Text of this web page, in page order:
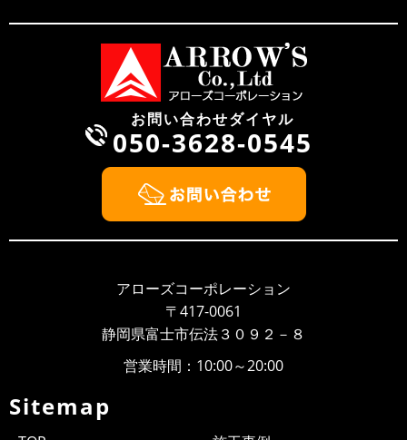
2022/10/09 NEWS
第2工場を新設しました
2022年10月1日、業務拡張に伴い新たに第2工場を新設致しまし
た。塗装ブース新設 最新機材導入 作業スペース（10台同時
2022/08/13 NEWS
お盆期間中の休業日について 平素は、当社に格別のご高配を賜
り、厚く御礼申し上げます。 弊社のお盆期間中の営業につき
平素は、当社に格別のご高配を賜り、厚く御礼申し上げます。
弊社のゴールデンウィーク期間中の営業につきまして、ご案内
NEWS
平素は、当社に格別のご高配を賜り、厚く御礼申し上げま
す。 弊社のお盆期間中の営業につきまして、ご案内申し上げま
お問い合わせダイヤル
050-3628-0545
アローズコーポレーション
〒417-0061
静岡県富士市伝法３０９２－８
営業時間：10:00～20:00
Sitemap